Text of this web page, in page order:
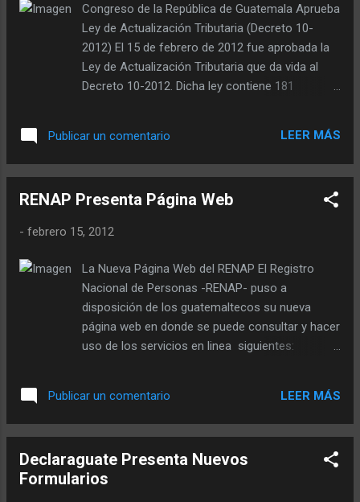
ANTIEVASIÓN 2 Si desea Descargar el Decreto
04-2012 en Word haga Click Aquí (por
ContabilidadPuntual) A continuación le dejamos
imágenes de la publicación del mencionado
decreto: Estimado lector, para motivarnos a
favor haga click a las redes sociales Facebook
Congreso de la República de Guatemala Aprueba
Ley de Actualización Tributaria (Decreto 10-
2012) El 15 de febrero de 2012 fue aprobada la
Ley de Actualización Tributaria que da vida al
Decreto 10-2012. Dicha ley contiene 181
está dividido en libros y afecta lo siguiente: Ley
del Impuesto Sobre la Renta (Nueva ley ISR).
Vehículos Automotores Terrestres. Ley
Impuesto al Valor Agregado (IVA). Reformas a
Vehículos, Terrestres, Marítimos y Aéreos.
Reformas a la Ley del Impuesto de Timbres
Fiscales y Papel Sellado Especial para
Protocolos. Si usted desea consultar la Ley de
Actualización Tributaria Decreto 10-2012
favor haga click en el siguiente enlace:
Publicar un comentario LEER MÁS
RENAP Presenta Página Web
- febrero 15, 2012
La Nueva Página Web del RENAP El Registro
Nacional de Personas -RENAP- puso a
disposición de los guatemaltecos su nueva
página web en donde se puede consultar y hacer
uso de los servicios en linea siguientes:
inscripción de matrimonio, inscripción
extemporánea de nacimiento, inscripción de
los requisitos que se necesitan para la
inscripción de nacimiento. Consultar el estado
Publicar un comentario LEER MÁS
Declaraguate Presenta Nuevos
Formularios